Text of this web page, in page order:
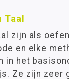
Taal
zijn als
en elke
in het
Ze zijn zeer